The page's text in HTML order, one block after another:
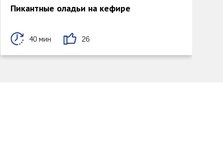
Пикантные оладьи на кефире
40 мин 26